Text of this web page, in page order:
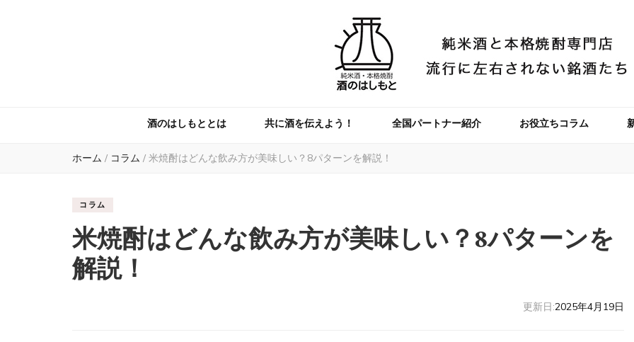
酒のはしもととは 共に酒を伝えよう！ 全国パートナー紹介 お役立ちコラム
ホーム / コラム / 米焼酎はどんな飲み方が美味しい？8パターンを解説！
コラム
米焼酎はどんな飲み方が美味しい？8パターンを
解説！
更新日:2025年4月19日